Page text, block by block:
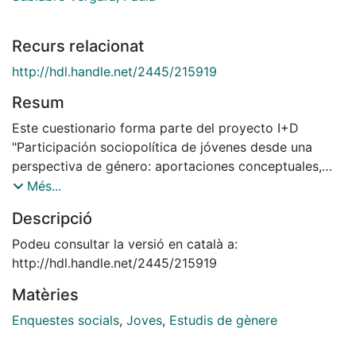
Recurs relacionat
http://hdl.handle.net/2445/215919
Resum
Este cuestionario forma parte del proyecto I+D
"Participación sociopolítica de jóvenes desde una
perspectiva de género: aportaciones conceptuales,
metodológicas y educativas", con referencia
describir la participación de jóvenes de 18 a 35 años
que se involucran en movimientos sociales, entidades,
asociaciones, centros culturales, etc., desde una
Universidad de Barcelona, con financiación del
Ministerio de Ciencia, Innovación y Universidades.
Més...
Descripció
Podeu consultar la versió en català a:
http://hdl.handle.net/2445/215919
Matèries
Enquestes socials, Joves, Estudis de gènere